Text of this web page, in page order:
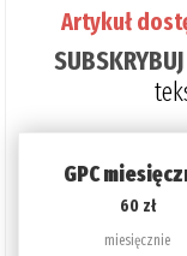
Artykuł
SUBSKRYBUJ
GPC
60 zł
miesięcznie